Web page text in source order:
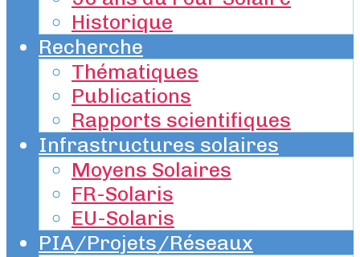
Historique
Recherche
Thématiques
Publications
Rapports scientifiques
Infrastructures solaires
Moyens Solaires
FR-Solaris
EU-Solaris
PIA/Projets/Réseaux